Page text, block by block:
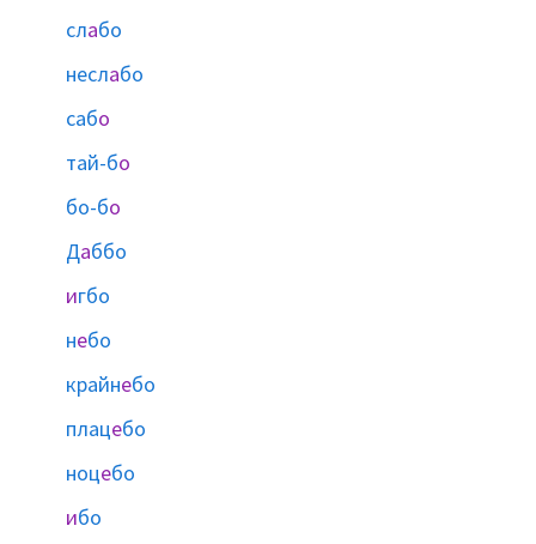
слабо
неслабо
сабо
тай-бо
бо-бо
Даббо
игбо
небо
крайнебо
плацебо
ноцебо
ибо